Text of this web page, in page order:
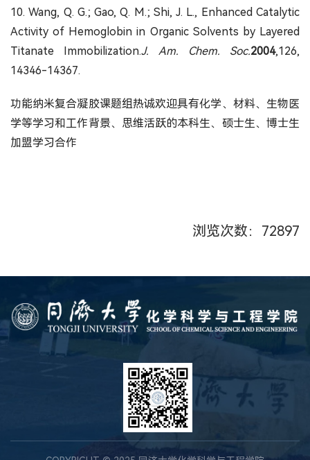
10. Wang, Q. G.; Gao, Q. M.; Shi, J. L., Enhanced Catalytic
Activity of Hemoglobin in Organic Solvents by Layered
Titanate Immobilization.J. Am. Chem. Soc.2004,126,
14346-14367.
功能纳米复合凝胶课题组热诚欢迎具有化学、材料、生物医
学等学习和工作背景、思维活跃的本科生、硕士生、博士生
加盟学习合作
浏览次数： 72897